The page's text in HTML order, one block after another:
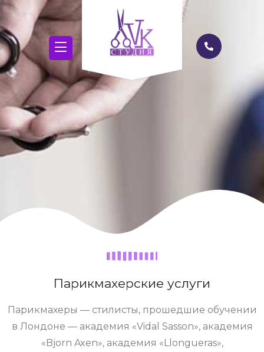
Парикмахерские услуги
Парикмахеры — стилисты, прошедшие обучении
в Лондоне — академия «Vidal Sasson», академия
«Bjorn Axen», академия «Llongueras»,